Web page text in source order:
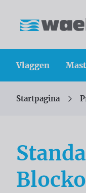
Vlaggen
U bevindt zich hier:
Startpagina